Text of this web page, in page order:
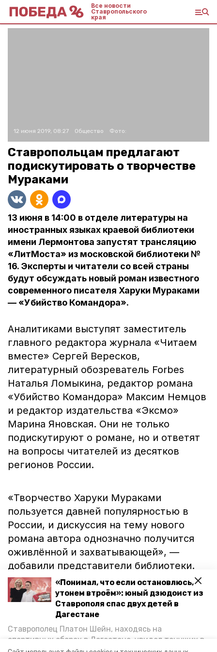
«Понимал, что если остановлюсь,
утонем втроём»: юный дзюдоист из
Ставрополя спас двух детей в
Дагестане
Ставрополец Платон Шейн, находясь на
спортивных сборах в Дегестане, увидел тонущих в
Все новости
Ставропольского
края
12 июня 2019, 08:27 Общество Фото:
Ставропольцам предлагают
подискутировать о творчестве
Мураками
13 июня в 14:00 в отделе литературы на
иностранных языках краевой библиотеки
имени Лермонтова запустят трансляцию
«ЛитМоста» из московской библиотеки №
16. Эксперты и читатели со всей страны
будут обсуждать новый роман известного
современного писателя Харуки Мураками
— «Убийство Командора».
Аналитиками выступят заместитель
главного редактора журнала «Читаем
вместе» Сергей Вересков,
литературный обозреватель Forbes
Наталья Ломыкина, редактор романа
«Убийство Командора» Максим Немцов
и редактор издательства «Эксмо»
Марина Яновская. Они не только
подискутируют о романе, но и ответят
на вопросы читателей из десятков
регионов России.
«Творчество Харуки Мураками
пользуется давней популярностью в
России, и дискуссия на тему нового
романа автора однозначно получится
оживлённой и захватывающей», —
добавили представители библиотеки.
Напомним, до этого в региональной
стартовал
«Гречишкинская весна — 2019». Также
сообщалось, что музей «Россия — Моя